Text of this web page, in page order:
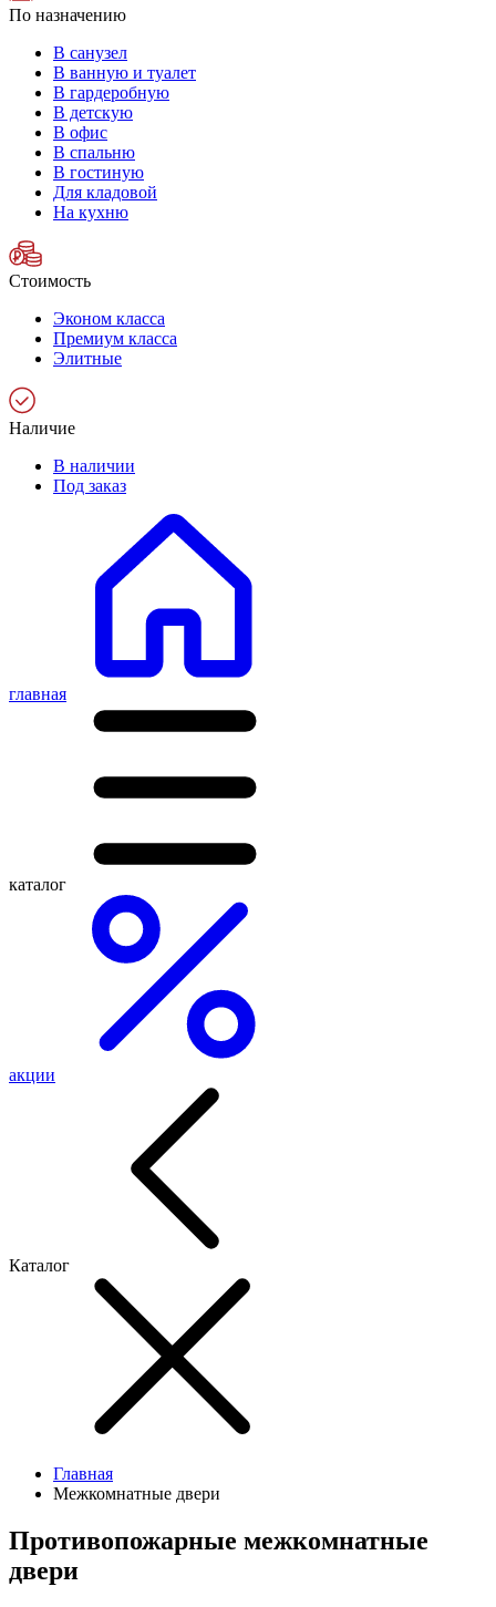
По назначению
В санузел
В ванную и туалет
В гардеробную
В детскую
В офис
В спальню
В гостиную
Для кладовой
На кухню
Стоимость
Эконом класса
Премиум класса
Элитные
Наличие
В наличии
Под заказ
главная
каталог
акции
Каталог
Главная
Межкомнатные двери
Противопожарные межкомнатные
двери